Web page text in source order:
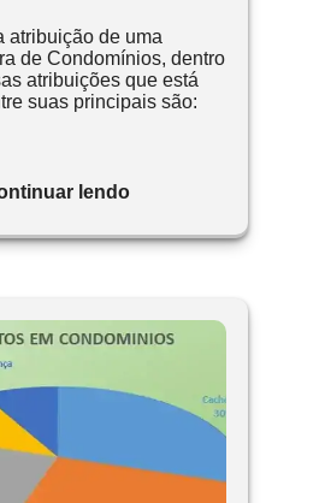
atribuição de uma
de Condomínios, dentro
atribuições que está
suas principais são:
lendo